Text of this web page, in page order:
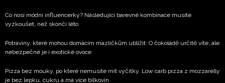
Co nosí módní influencerky? Následující barevné kombinace musíte
vyzkoušet, než skončí léto
Potraviny, které mohou domácím mazlíčkům ublížit: O čokoládě určitě víte, ale
nebezpečné je i exotické ovoce
Pizza bez mouky, po které nemusíte mít výčitky. Low carb pizza z mozzarelly
je bez lepku, cukru a má více bílkovin